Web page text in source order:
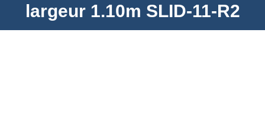
largeur 1.10m SLID-11-R2